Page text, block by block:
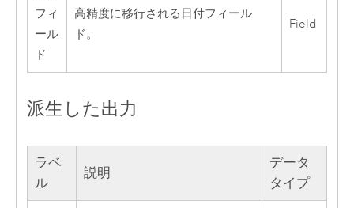
フィ
ール
ド
高精度に移行される日付フィール
ド。
Field
派生した出力
ラベ
ル
説明
データ
タイプ